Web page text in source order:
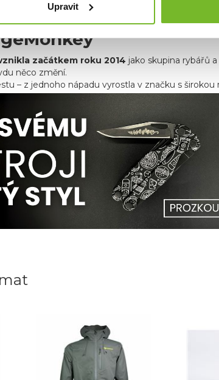
Upravit
začátkem roku 2014 jako skupina rybářů
něco změní.
– z jednoho nápadu vyrostla v značku s